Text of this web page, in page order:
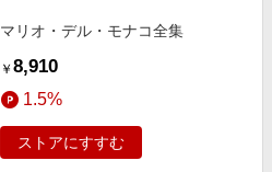
マリオ・デル・モナコ全集
￥ 8,910
1.5%
ストアにすすむ